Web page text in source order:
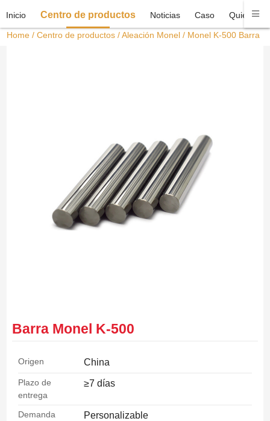
Inicio Centro de productos Noticias Caso Quiénes
Home /Centro de productos /Aleación Monel / Monel K-500 Barra
Barra Monel K-500
Origen China
Plazo de
entrega
≥7 días
Demanda Personalizable